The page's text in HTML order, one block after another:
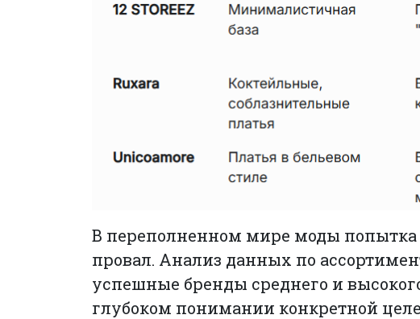
В переполненном мире моды попытка
провал. Анализ данных по
успешные бренды среднего и
глубоком понимании конкретной